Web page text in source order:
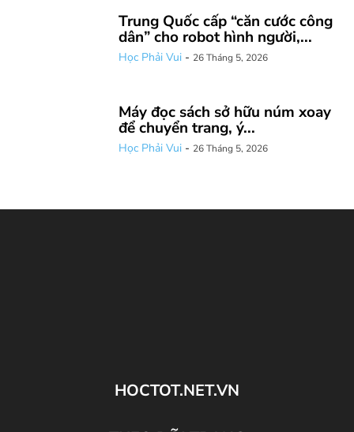
Trung Quốc cấp “căn cước công
dân” cho robot hình người,...
Học Phải Vui - 26 Tháng 5, 2026
Máy đọc sách sở hữu núm xoay
để chuyển trang, ý...
Học Phải Vui - 26 Tháng 5, 2026
HOCTOT.NET.VN